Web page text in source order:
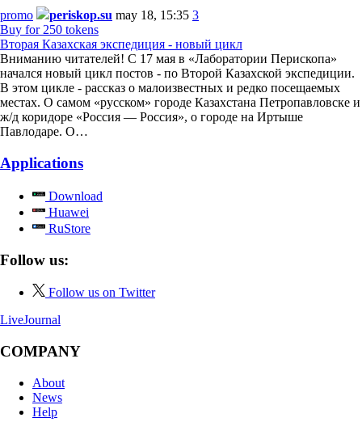
promo periskop.su may 18, 15:35 3
Buy for 250 tokens
Вторая Казахская экспедиция - новый цикл
Вниманию читателей! С 17 мая в «Лаборатории Перископа»
начался новый цикл постов - по Второй Казахской экспедиции.
В этом цикле - рассказ о малоизвестных и редко посещаемых
местах. О самом «русском» городе Казахстана Петропавловске и
ж/д коридоре «Россия — Россия», о городе на Иртыше
Павлодаре. О…
Applications
Download
Huawei
RuStore
Follow us:
Follow us on Twitter
LiveJournal
COMPANY
About
News
Help